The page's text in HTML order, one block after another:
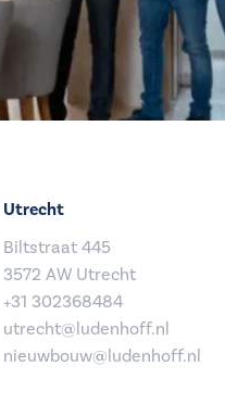
Utrecht
Biltstraat 445
3572 AW Utrecht
+31 302368484
utrecht@ludenhoff.nl
nieuwbouw@ludenhoff.nl